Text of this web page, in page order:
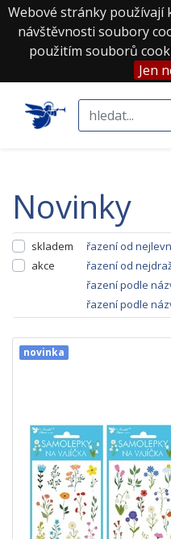
Webové stránky používají
návštěvnosti soubory
použitím souborů
Jen
Novinky
skladem
akce
řazení od
řazení od
řazení podle
řazení podle
novinka